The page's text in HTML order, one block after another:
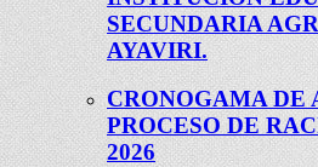
SECUNDARIA
AYAVIRI.
CRONOGAMA DE
PROCESO DE
2026